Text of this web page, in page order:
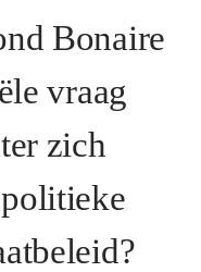
Bonaire
vraag
zich